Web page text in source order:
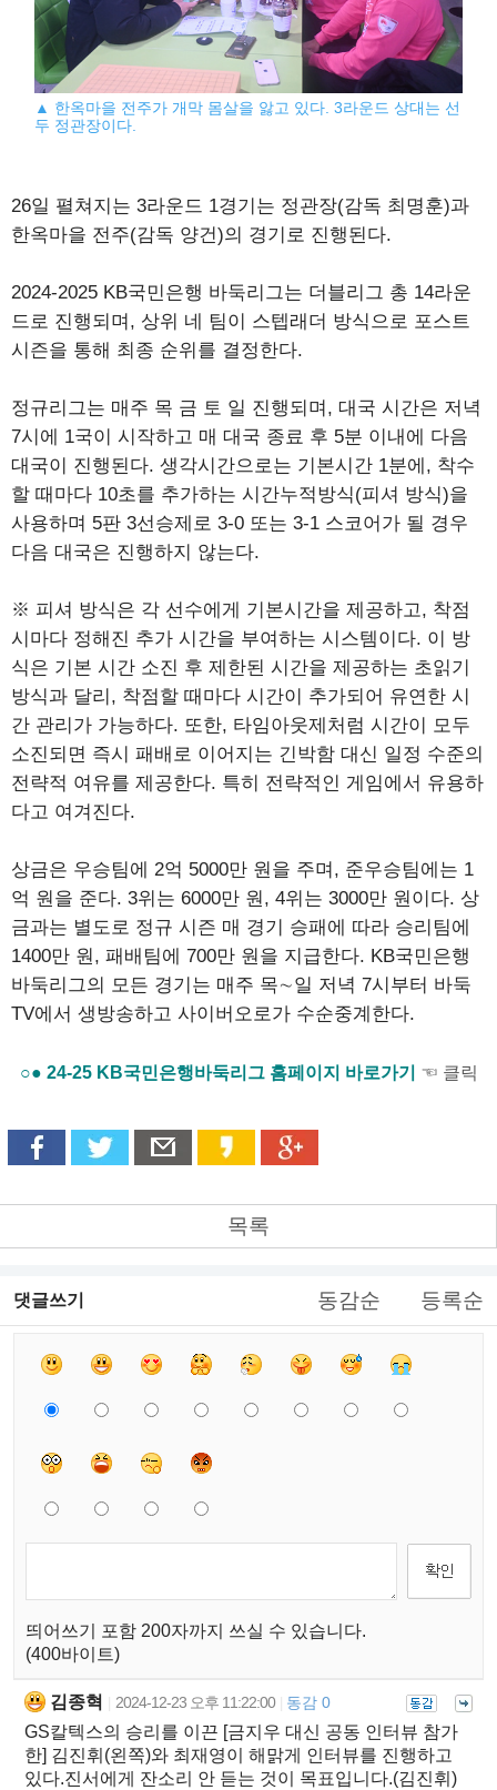
▲ 한옥마을 전주가 개막 몸살을 앓고 있다. 3라운드 상대는 선
두 정관장이다.
26일 펼쳐지는 3라운드 1경기는 정관장(감독 최명훈)과
한옥마을 전주(감독 양건)의 경기로 진행된다.
2024-2025 KB국민은행 바둑리그는 더블리그 총 14라운
드로 진행되며, 상위 네 팀이 스텝래더 방식으로 포스트
시즌을 통해 최종 순위를 결정한다.
정규리그는 매주 목 금 토 일 진행되며, 대국 시간은 저녁
7시에 1국이 시작하고 매 대국 종료 후 5분 이내에 다음
대국이 진행된다. 생각시간으로는 기본시간 1분에, 착수
할 때마다 10초를 추가하는 시간누적방식(피셔 방식)을
사용하며 5판 3선승제로 3-0 또는 3-1 스코어가 될 경우
다음 대국은 진행하지 않는다.
※ 피셔 방식은 각 선수에게 기본시간을 제공하고, 착점
시마다 정해진 추가 시간을 부여하는 시스템이다. 이 방
식은 기본 시간 소진 후 제한된 시간을 제공하는 초읽기
방식과 달리, 착점할 때마다 시간이 추가되어 유연한 시
간 관리가 가능하다. 또한, 타임아웃제처럼 시간이 모두
소진되면 즉시 패배로 이어지는 긴박함 대신 일정 수준의
전략적 여유를 제공한다. 특히 전략적인 게임에서 유용하
다고 여겨진다.
상금은 우승팀에 2억 5000만 원을 주며, 준우승팀에는 1
억 원을 준다. 3위는 6000만 원, 4위는 3000만 원이다. 상
금과는 별도로 정규 시즌 매 경기 승패에 따라 승리팀에
1400만 원, 패배팀에 700만 원을 지급한다. KB국민은행
바둑리그의 모든 경기는 매주 목∼일 저녁 7시부터 바둑
TV에서 생방송하고 사이버오로가 수순중계한다.
○● 24-25 KB국민은행바둑리그 홈페이지 바로가기 ☜ 클릭
목록
댓글쓰기 동감순 등록순
띄어쓰기 포함 200자까지 쓰실 수 있습니다.
(400바이트)
김종혁 2024-12-23 오후 11:22:00 동감 0
GS칼텍스의 승리를 이끈 [금지우 대신 공동 인터뷰 참가
한] 김진휘(왼쪽)와 최재영이 해맑게 인터뷰를 진행하고
있다.진서에게 잔소리 안 듣는 것이 목표입니다.(김진휘)